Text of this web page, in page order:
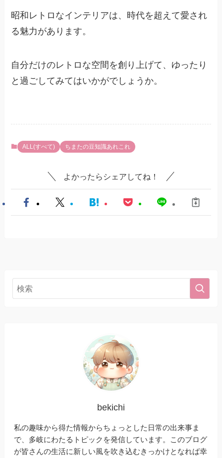
昭和レトロなインテリアは、時代を超えて愛され
る魅力があります。
自分だけのレトロな空間を創り上げて、ゆったり
と過ごしてみてはいかがでしょうか。
ALL(すべて) ちまたの豆知識あれこれ
よかったらシェアしてね！
bekichi
私の趣味から得た情報からちょっとした日常の出来事ま
で、多岐にわたるトピックを発信しています。このブログ
が皆さんの生活に新しい風を吹き込むきっかけとなれば幸